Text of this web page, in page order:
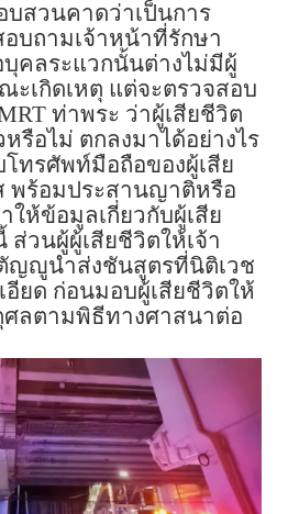
บสวนคาดว่าเป็นการ
อบถามเจ้าหน้าที่รักษา
คลระแวกนั้นต่างไม่มีผู้
ะเกิดเหตุ แต่จะตรวจสอบ
ท่าพระ ว่าผู้เสียชีวิต
รือไม่ ตกลงมาได้อย่างไร
ทรศัพท์มือถือของผู้เสีย
พร้อมประสานญาติหรือ
ห้ข้อมูลเกี่ยวกับผู้เสีย
ส่วนผู้ผู้เสียชีวิตให้เจ้า
ญญูนำส่งชันสูตรที่นิติเวช
อียด ก่อนมอบผู้เสียชีวิตให้
ลตามพิธีทางศาสนาต่อ